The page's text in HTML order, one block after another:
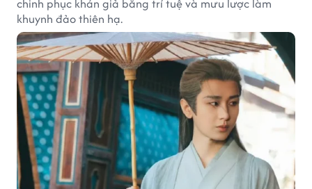
chinh phục khán giả bằng trí tuệ và mưu lược làm
khuynh đảo thiên hạ.